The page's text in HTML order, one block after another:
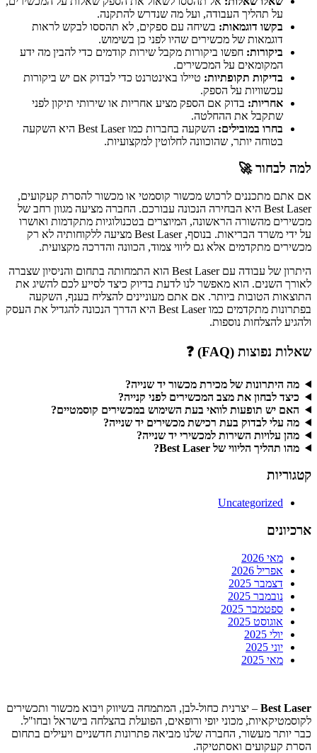
על תהליך העבודה, ועל מה שנדרש להתקנה.
בקשו דוגמאות: בשיחה עם ספקים, לא תהססו לבקש לראות
דוגמאות של מכשירים שהיו לפני כן בשימוש.
ביקורות: חפשו ביקורות מקבל שירות קודמים כדי להבין מה ידע
המקומאים על המכשירים.
בדיקות תקופתיות: טיילו באינטרנט כדי לבדוק אם יש ביקורות
עכשוויות על הספק.
אחריות: בדוק אם הספק מציע אחריות או שירותי תיקון לפני
שתקבל את ההחלטה.
בחרו במובילים:
השקעה בחברות כמו Best Laser היא השקעה
בטוחה יותר, שהוכוונה לחלוטין למקצועיות.
למה לבחור 🚀
אם אתם מתכננים לרכוש מכשור קוסמטי או מכשור להסרת קעקועים,
Best Laser היא הבחירה הנכונה עבורכם. החברה מציעה מגוון רחב של
מכשירים מהשורה הראשונה, המיוצרים בטכנולוגיות מתקדמות ואושרו
על ידי משרד הבריאות. בנוסף, Best Laser מציעה ללקוחותיה לא רק
מכשירים מתקדמים אלא גם ליווי צמוד, הכוונה והדרכה מקצועית.
היתרון של עבודה עם Best Laser הוא התמחותה בתחום והניסיון שצברה
לאורך השנים. הוא מאפשר לנו לדעת בדיוק כיצד לסייע לכם להשיג את
התוצאות הטובות ביותר. אם אתם מעוניינים להצליח בענף, השקעה
בפתרונות מתקדמים כמו Best Laser היא הדרך הנכונה להגדיל את העסק
ולהגיע להצלחות נוספות.
שאלות נפוצות (FAQ) ❓
מה היתרונות של מכירת מכשור יד שנייה?
כיצד לבחון את מצב המכשירים לפני קנייה?
האם יש תופעות לוואי בעת השימוש במכשירים קוסמטיים?
מה עלי לבדוק בעת רכישת מכשירים יד שנייה?
מהן עלויות השירות למכשירי יד שנייה?
מהו תהליך הליווי של Best Laser?
קטגוריות
Uncategorized
ארכיונים
מאי 2026
אפריל 2026
דצמבר 2025
נובמבר 2025
ספטמבר 2025
אוגוסט 2025
יולי 2025
יוני 2025
מאי 2025
Best Laser – יצרנית כחול-לבן, המתמחה בשיווק ויבוא מכשור ותכשירים
לקוסמטיקאיות, מכוני יופי ורופאים, הפועלת בהצלחה בישראל ובחו"ל.
כבר יותר מעשור, החברה שלנו מביאה פתרונות חדשניים ויעילים בתחום
הסרת קעקועים ואסתטיקה.